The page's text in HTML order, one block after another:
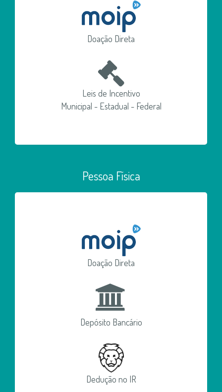
Doação Direta
Leis de Incentivo
Municipal - Estadual - Federal
Pessoa Física
Doação Direta
Depósito Bancário
Dedução no IR